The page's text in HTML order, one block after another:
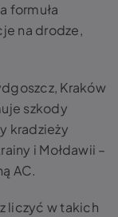
formuła
na drodze,
Kraków
szkody
kradzieży
i Mołdawii –
AC.
liczyć w takich